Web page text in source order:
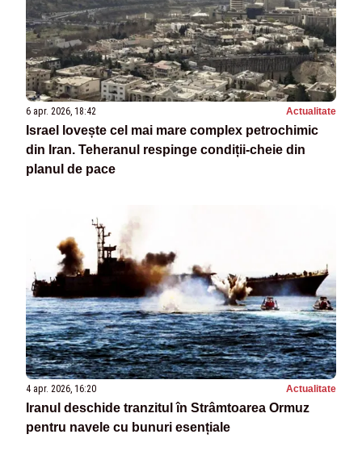
6 apr. 2026, 18:42 Actualitate
Israel lovește cel mai mare complex petrochimic
din Iran. Teheranul respinge condiții-cheie din
planul de pace
4 apr. 2026, 16:20 Actualitate
Iranul deschide tranzitul în Strâmtoarea Ormuz
pentru navele cu bunuri esențiale